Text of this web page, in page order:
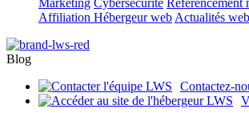
Marketing Cybersécurité Référencement
Affiliation Hébergeur web Actualités web
Blog
Contactez-